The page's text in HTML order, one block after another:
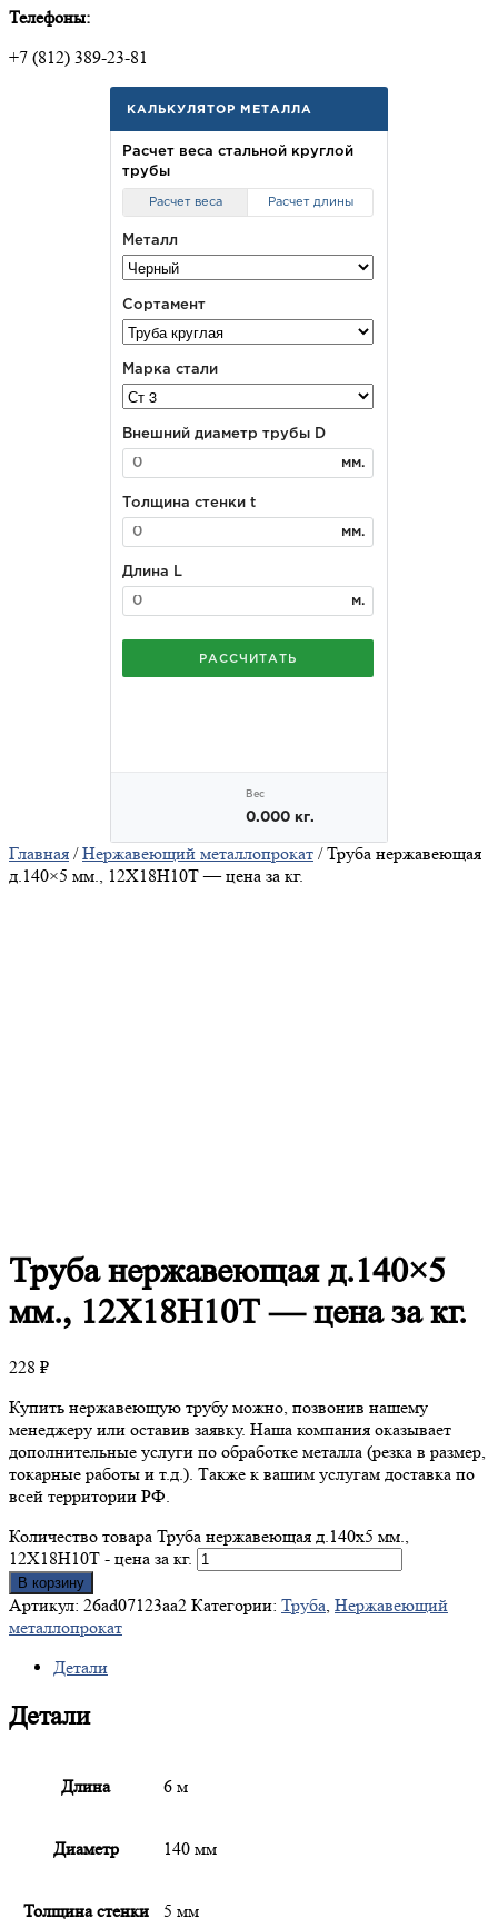
Телефоны:
+7 (812) 389-23-81
Главная /Нержавеющий металлопрокат / Труба нержавеющая
д.140×5 мм., 12Х18Н10Т — цена за кг.
Трубанержавеющая д.140×5
мм., 12Х18Н10Т — цена за кг.
228 ₽
Купить нержавеющую трубу можно, позвонив нашему
менеджеру или оставив заявку. Наша компания оказывает
дополнительные услуги по обработке металла (резка в размер,
токарные работы и т.д.). Также к вашим услугам доставка по
всей территории РФ.
Количество товара Труба нержавеющая д.140x5 мм.,
12Х18Н10Т - цена за кг.
В корзину
Артикул: 26ad07123aa2 Категории: Труба, Нержавеющий
металлопрокат
Детали
Детали
Длина 6 м
Диаметр 140 мм
Толщина стенки 5 мм